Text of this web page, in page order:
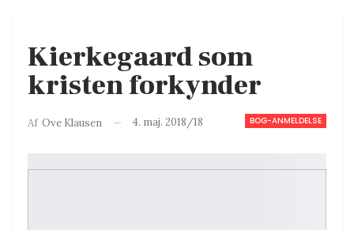
Kierkegaard som
kristen forkynder
BOG-ANMELDELSE
Af Ove Klausen 4. maj. 2018/18